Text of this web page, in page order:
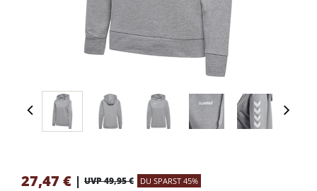
27,47 € | UVP 49,95 € DU SPARST 45%